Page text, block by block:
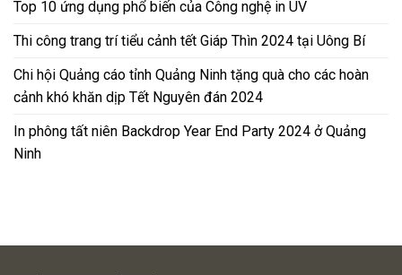
Top 10 ứng dụng phổ biến của Công nghệ in UV
Thi công trang trí tiểu cảnh tết Giáp Thìn 2024 tại Uông Bí
Chi hội Quảng cáo tỉnh Quảng Ninh tặng quà cho các hoàn
cảnh khó khăn dịp Tết Nguyên đán 2024
In phông tất niên Backdrop Year End Party 2024 ở Quảng
Ninh